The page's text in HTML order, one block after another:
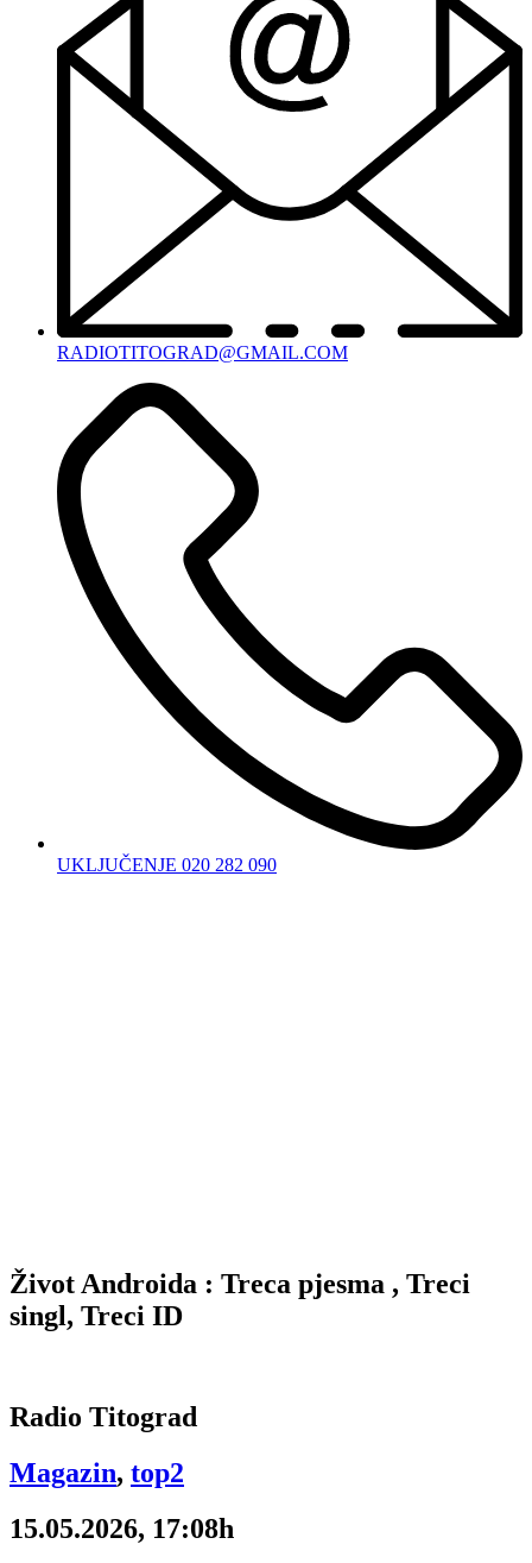
RADIOTITOGRAD@GMAIL.COM
UKLJUČENJE 020 282 090
Život Androida : Treca pjesma , Treci
singl, Treci ID
Radio Titograd
Magazin, top2
15.05.2026, 17:08h